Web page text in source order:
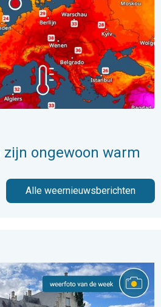
zijn ongewoon warm
Alle weernieuwsberichten
Weer&Radar uploader. . . zaterdag